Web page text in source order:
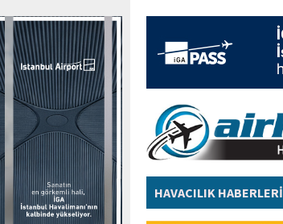
HAVACILIK HABERLERİ